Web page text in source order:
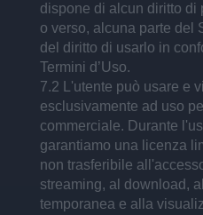
dispone di alcun diritto di
o verso, alcuna parte del
del diritto di usarlo in
Termini d’Uso.
7.2 L'utente può usare e
esclusivamente ad uso
commerciale. Durante
garantiamo una licenza
non trasferibile
streaming, al download,
temporanea e alla